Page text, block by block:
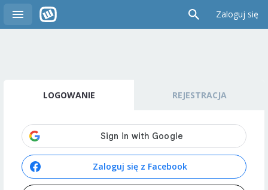
Zaloguj się
LOGOWANIE REJESTRACJA
Zaloguj się z Facebook